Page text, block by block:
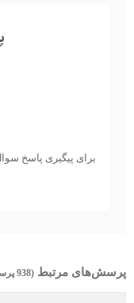
برای پیگیری پاسخ
پرسش‌های مرتبط (938 پرسش)